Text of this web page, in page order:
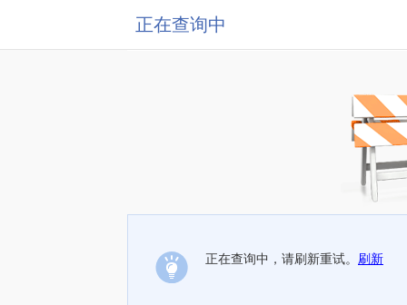
正在查询中
正在查询中，请刷新重试。 刷新